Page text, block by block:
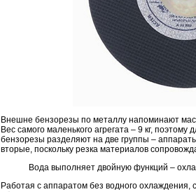
Внешне бензорезы по металлу напоминают
Вес самого маленького агрегата – 9 кг,
бензорезы разделяют на две группы –
вторые, поскольку резка материалов
Вода выполняет двойную функций –
Работая с аппаратом без водного